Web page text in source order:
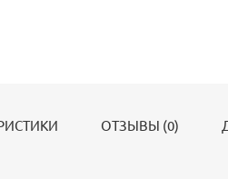
ОТЗЫВЫ (0)